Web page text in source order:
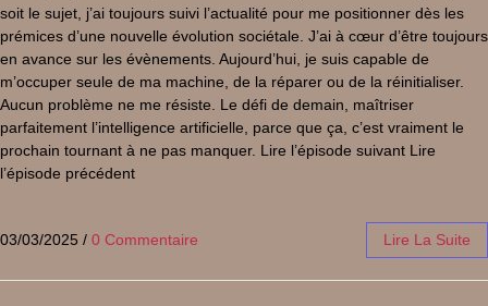
soit le sujet, j’ai toujours suivi l’actualité pour me positionner dès les
prémices d’une nouvelle évolution sociétale. J’ai à cœur d’être toujours
en avance sur les évènements. Aujourd’hui, je suis capable de
m’occuper seule de ma machine, de la réparer ou de la réinitialiser.
Aucun problème ne me résiste. Le défi de demain, maîtriser
parfaitement l’intelligence artificielle, parce que ça, c’est vraiment le
prochain tournant à ne pas manquer. Lire l’épisode suivant Lire
l’épisode précédent
03/03/2025 / 0 Commentaire Lire La Suite